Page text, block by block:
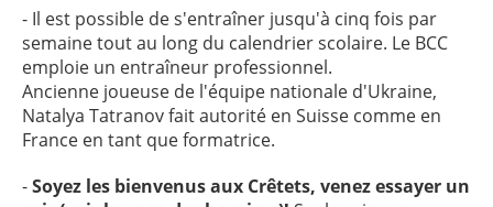
- Il est possible de s'entraîner jusqu'à cinq fois par
semaine tout au long du calendrier scolaire. Le BCC
emploie un entraîneur professionnel.
Ancienne joueuse de l'équipe nationale d'Ukraine,
Natalya Tatranov fait autorité en Suisse comme en
France en tant que formatrice.
-Soyez les bienvenus aux Crêtets, venez essayer un